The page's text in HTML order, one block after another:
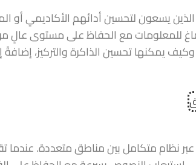
يسعون لتحسين أدائهم الأكاديمي أو
للمعلومات مع الحفاظ على مستوى عالٍ
يمكنها تحسين الذاكرة والتركيز، إضافةً
نظام متكامل بين مناطق متعددة. عندما